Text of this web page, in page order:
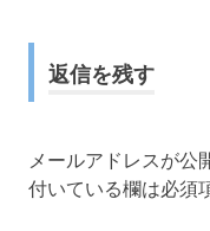
ナ
ゲ
返信を残す
メールアドレスが公
付いている欄は必須